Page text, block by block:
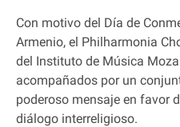
Con motivo del Día de
Armenio, el Philharmonia
del Instituto de Música
acompañados por un
poderoso mensaje en favor
diálogo interreligioso.